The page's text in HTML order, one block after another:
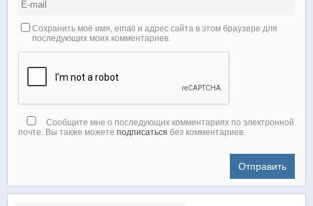
Сохранить моё имя, email и адрес сайта в этом браузере для
последующих моих комментариев.
Сообщите мне о последующих комментариях по электронной
почте. Вы также можете подписаться без комментариев.